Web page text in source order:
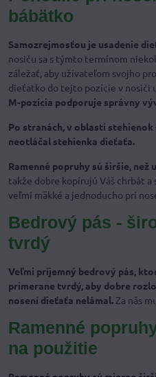
bábätko
Samozrejmosťou je usadenie
nosiču sa s týmto termínom
záležať, aby užívateľom svojho
dieťatko do tejto pozície v nosiči
M-pozícia podporuje správny
Po stranách, v oblasti
neotláčal stehienka dieťaťa.
Ramenné popruhy sú širšie,
takže dobre kopírujú Váš chrbát a
veľmi mäkké a jednoducho pri
Bedrový pás -
tvrdý
Veľmi príjemný bedrový pás,
primerane tvrdý, aby dobre
nosení dieťaťa nelámal. Za nás
Ramenné
na použitie